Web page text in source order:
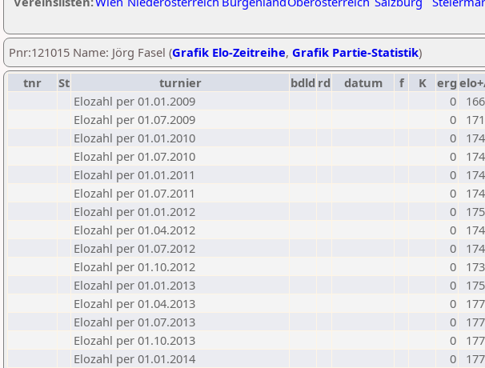
Pnr:121015 Name: Jörg Fasel (Grafik Elo-Zeitreihe, Grafik Partie-Statistik)
tnr
St turnier bdld rd datum f K erg
Elozahl per 01.01.2009
0
Elozahl per 01.07.2009
0
Elozahl per 01.01.2010
0
Elozahl per 01.07.2010
0
Elozahl per 01.01.2011
0
Elozahl per 01.07.2011
0
Elozahl per 01.01.2012
0
Elozahl per 01.04.2012
0
Elozahl per 01.07.2012
0
Elozahl per 01.10.2012
0
Elozahl per 01.01.2013
0
Elozahl per 01.04.2013
0
Elozahl per 01.07.2013
0
Elozahl per 01.10.2013
0
Elozahl per 01.01.2014
0